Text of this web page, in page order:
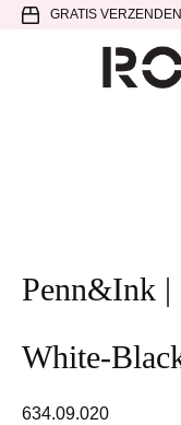
Spring
hoofdnavigatie
Door
SpringGRATIS
Penn&Ink |
White-
634.09.020